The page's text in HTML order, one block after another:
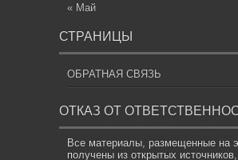
« Май
СТРАНИЦЫ
ОБРАТНАЯ СВЯЗЬ
ОТКАЗ ОТ
Все материалы, размещенные на
получены из открытых источников,